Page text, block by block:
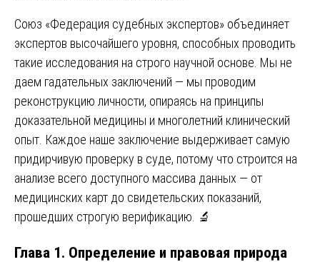
Союз «Федерация судебных экспертов» объединяет
экспертов высочайшего уровня, способных проводить
такие исследования на строго научной основе. Мы не
даем гадательных заключений — мы проводим
реконструкцию личности, опираясь на принципы
доказательной медицины и многолетний клинический
опыт. Каждое наше заключение выдерживает самую
придирчивую проверку в суде, потому что строится на
анализе всего доступного массива данных — от
медицинских карт до свидетельских показаний,
прошедших строгую верификацию. 🔬
Глава 1. Определение и правовая природа